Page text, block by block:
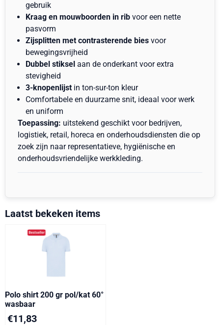
gebruik
Kraag en mouwboorden in rib voor een nette
pasvorm
Zijsplitten met contrasterende bies voor
bewegingsvrijheid
Dubbel stiksel aan de onderkant voor extra
stevigheid
3-knopenlijstin ton-sur-ton kleur
Comfortabele en duurzame snit, ideaal voor werk
en uniform
Toepassing: uitstekend geschikt voor bedrijven,
logistiek, retail, horeca en onderhoudsdiensten die op
zoek zijn naar representatieve, hygiënische en
onderhoudsvriendelijke werkkleding.
Laatst bekeken items
Polo shirt 200 gr pol/kat 60°
wasbaar
€11,83